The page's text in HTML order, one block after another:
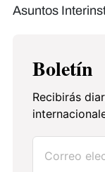
Asuntos
Boletín
Recibirás